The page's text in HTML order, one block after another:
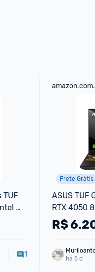
TUF
1
Frete Grátis
ASUS TUF
RTX 4050
FX607VU-
R$
sa
há 5 d